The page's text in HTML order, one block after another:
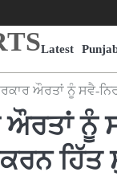
Latest
ਔਰਤਾਂ ਨੂੰ ਸਵੈ-
ਨੂੰ
ਹਿੱਤ